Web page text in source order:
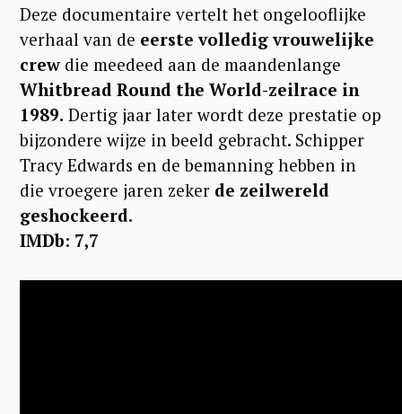
Deze documentaire vertelt het ongelooflijke
verhaal van de eerste volledig vrouwelijke
crew die meedeed aan de maandenlange
Whitbread Round the World-zeilrace in
1989. Dertig jaar later wordt deze prestatie op
bijzondere wijze in beeld gebracht. Schipper
Tracy Edwards en de bemanning hebben in
die vroegere jaren zeker de zeilwereld
geshockeerd.
IMDb: 7,7